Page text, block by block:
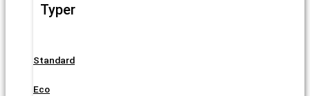
Typer
Standard
Eco